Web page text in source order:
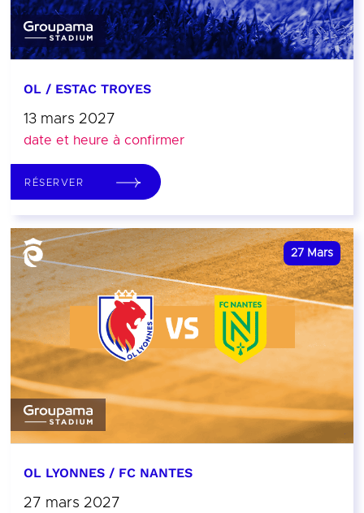
OL / ESTAC TROYES
13 mars 2027
date et heure à confirmer
RÉSERVER
27 Mars
OL LYONNES / FC NANTES
27 mars 2027